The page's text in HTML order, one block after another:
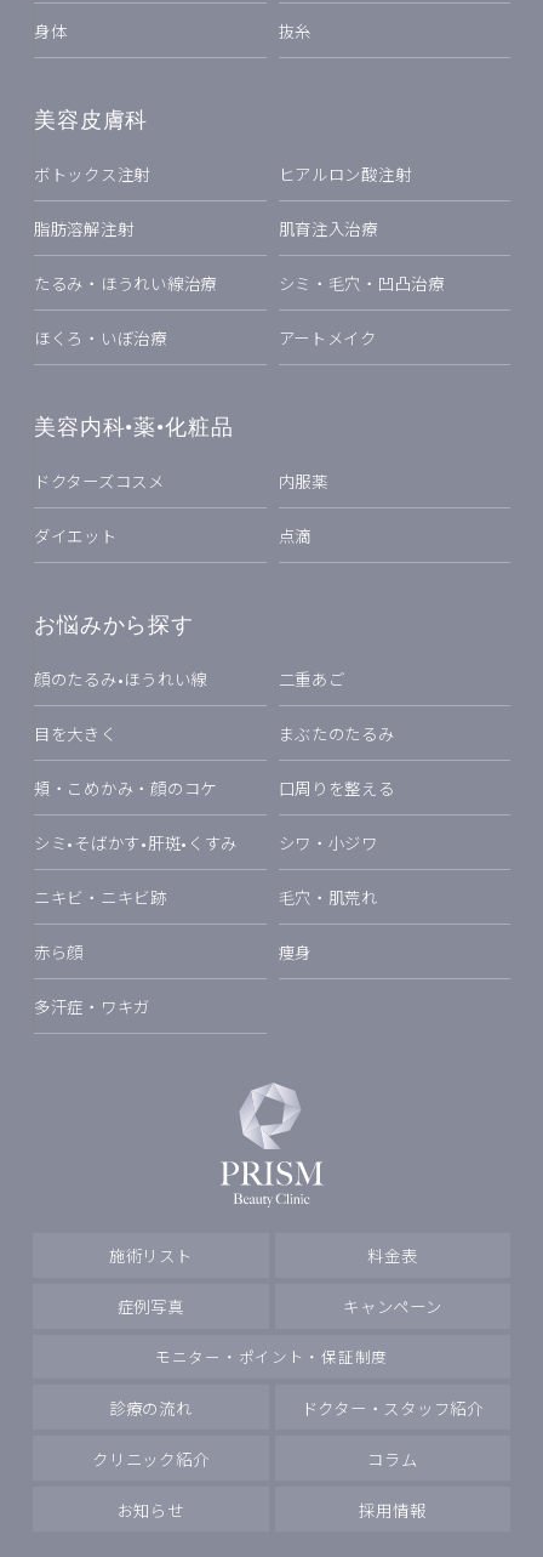
身体 抜糸
美容皮膚科
ボトックス注射 ヒアルロン酸注射
脂肪溶解注射 肌育注入治療
たるみ・ほうれい線治療 シミ・毛穴・凹凸治療
ほくろ・いぼ治療 アートメイク
美容内科•薬•化粧品
ドクターズコスメ 内服薬
ダイエット 点滴
お悩みから探す
顔のたるみ•ほうれい線 二重あご
目を大きく まぶたのたるみ
頬・こめかみ・顔のコケ 口周りを整える
シミ•そばかす•肝斑•くすみ シワ・小ジワ
ニキビ・ニキビ跡 毛穴・肌荒れ
赤ら顔 痩身
多汗症・ワキガ
施術リスト 料金表
症例写真 キャンペーン
モニター・ポイント・保証制度
診療の流れ ドクター・スタッフ紹介
クリニック紹介 コラム
お知らせ 採用情報